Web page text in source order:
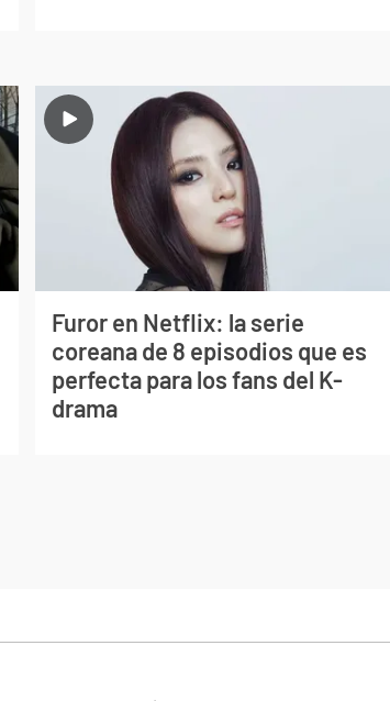
Furor en Netflix: la serie
coreana de 8 episodios que es
perfecta para los fans del K-
drama